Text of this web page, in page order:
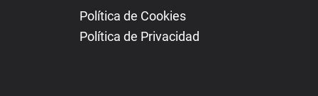
Política de Cookies
Política de Privacidad